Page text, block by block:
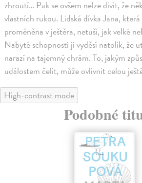
zhroutí… Pak se ovšem nelze divit, že
vlastních rukou. Lidská dívka Jana,
proměněna v ještěra, netuší, jak velké
Nabyté schopnosti ji vyděsí natolik, že
narazí na tajemný chrám. To, jakým
událostem čelit, může ovlivnit celou
High-contrast mode
Podobné